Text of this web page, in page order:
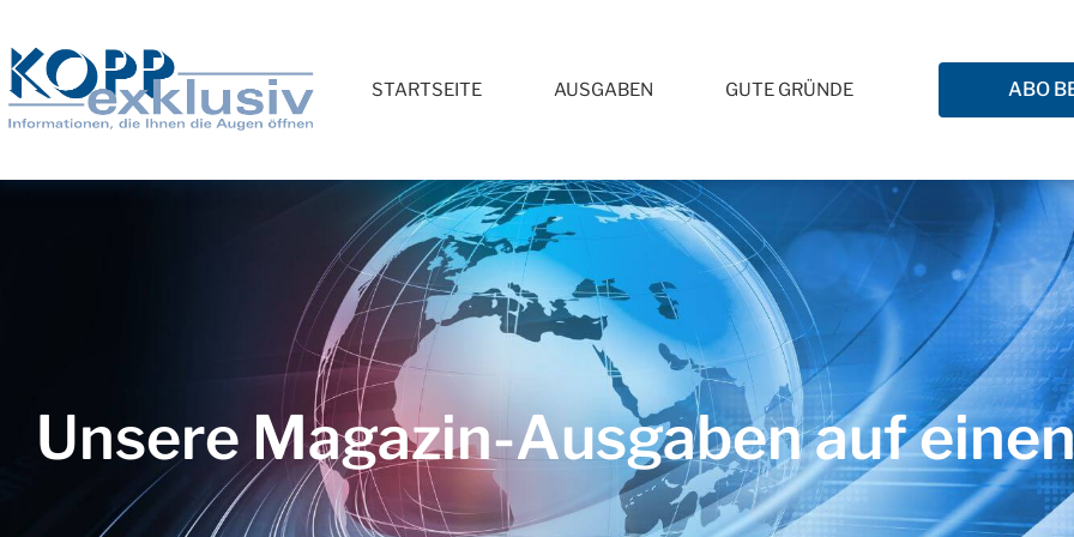
STARTSEITE AUSGABEN GUTE GRÜNDE ABO
Unsere Magazin-Ausgaben auf